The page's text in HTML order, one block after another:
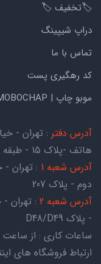
🏷️تخفیف 🏷️
دراپ شیپینگ
تماس با ما
کد رهگیری پست
موبو چاپ | MOBOCHAP
آدرس دفتر : تهران -
هاتف -پلاک ۱۵ - طبقه اول - واحد ۱
آدرس شعبه 1
: تهران -
دوم - پلاک 207
آدرس شعبه 2
: تهران
- پلاک D48/D49
ساعات کاری : از ساعت 09:00 تا ساعت 18:00
ارتباط فروشگاه های